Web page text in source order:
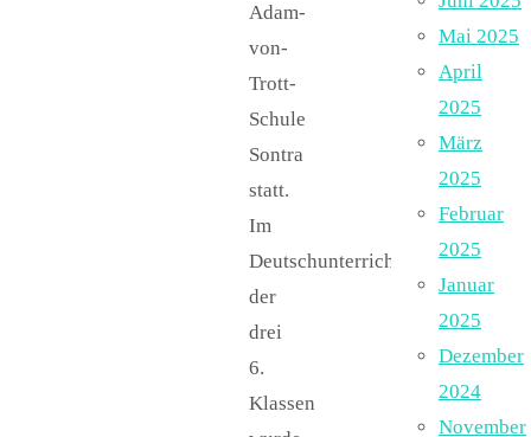
Adam-
von-
Trott-
Schule
Sontra
statt.
Im
Deutschunterricht
der
drei
6.
Klassen
Mai 2025
April
2025
März
2025
Februar
2025
Januar
2025
Dezember
2024
November